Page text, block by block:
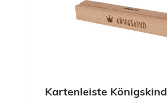
Kartenleiste Königskind